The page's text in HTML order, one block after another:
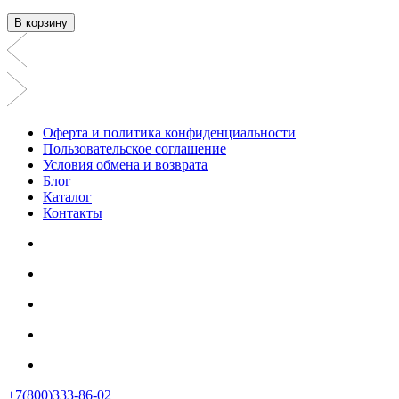
В корзину
Оферта и политика конфиденциальности
Пользовательское соглашение
Условия обмена и возврата
Блог
Каталог
Контакты
+7(800)333-86-02